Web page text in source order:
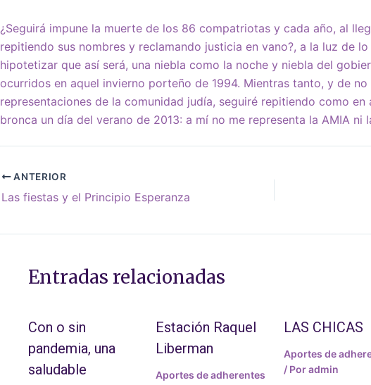
¿Seguirá impune la muerte de los 86 compatriotas y cada año, al
repitiendo sus nombres y reclamando justicia en vano?, a la luz de
hipotetizar que así será, una niebla como la noche y niebla del
ocurridos en aquel invierno porteño de 1994. Mientras tanto, y de
representaciones de la comunidad judía, seguiré repitiendo como
bronca un día del verano de 2013: a mí no me representa la AMIA ni
ANTERIOR
Las fiestas y el Principio Esperanza
Entradas relacionadas
Con o sin
pandemia, una
saludable
Estación Raquel
Liberman
Aportes de adherentes
LAS CHICAS
Aportes de
/ Poradmin